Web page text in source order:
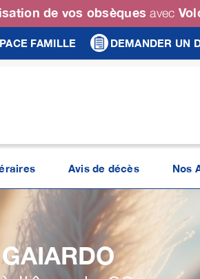
de vos obsèques avec
FAMILLE DEMANDER UN
Avis de décès Nos
GAIARDO